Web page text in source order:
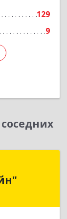
129
9
Подробнее
и